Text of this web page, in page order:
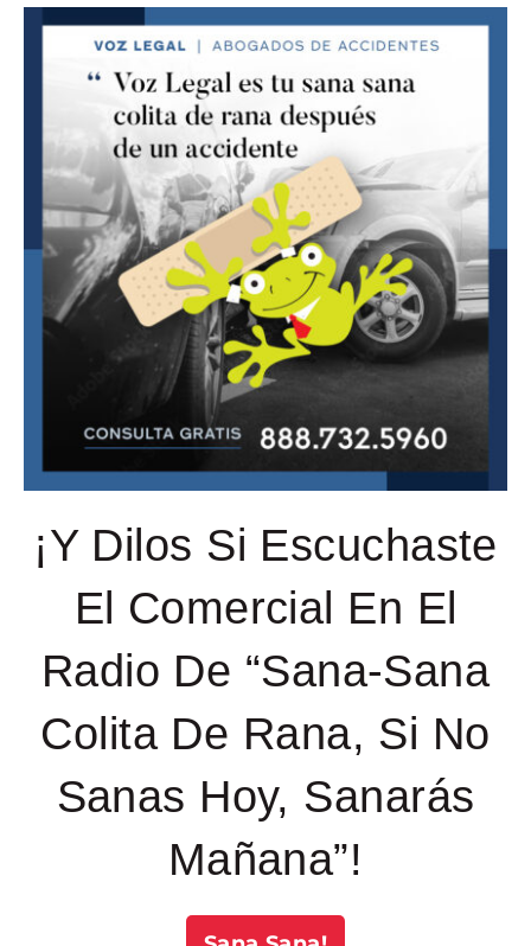
¡Y Dilos Si Escuchaste
El Comercial En El
Radio De “Sana-Sana
Colita De Rana, Si No
Sanas Hoy, Sanarás
Mañana”!